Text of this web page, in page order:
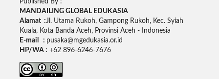
Published By :
MANDAILING GLOBAL EDUKASIA
Alamat :Jl. Utama Rukoh, Gampong Rukoh, Kec. Syiah
Kuala, Kota Banda Aceh, Provinsi Aceh - Indonesia
E-mail : pusaka@mgedukasia.or.id
HP/WA : +62 896-6246-7676